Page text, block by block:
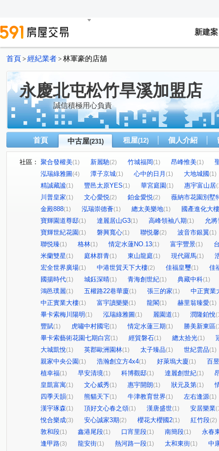
新建案
首頁 > 經紀業者 > 林軍豪的店舖
永慶北屯松竹旱溪加盟店
誠信積極用心負責
首頁 中古屋(231) 租屋(12) 個人介紹
社區： 聚合發權美(1) 新麗馳(2) 竹城福岡(1) 昂峰惟美(1)
泓瑞綠雅圖(4) 潭子京城(1) 心中的日月 (1) 大地城國(1)
精誠藏謐(1) 豐邑太原YES(1) 華宮庭園(1) 惠宇富山居
川普皇家(1) 文心愛悦(2) 鉑金愛悦(2)
薇納市花園別墅
金殿888(1) 泓瑞崇德薈(1) 總太美樂地(1)
國產進化大樓
寶輝園道尊邸(1) 達麗居山G3(1) 高峰領袖八期(1)
允
寶輝世紀花園 (1) 磐興寬心(1) 聯悦馨(2) 波音市銀翼(1)
聯悦臻(1) 格林(1) 情定水蓮NO.13(1) 富宇豐景(1)
米蘭雙星(1) 庭林群青(1) 東山龍庭(1) 現代羅馬(1)
宏全世界廣場(1) 中港世貿天下大樓(2) 佳福皇璽(1)
佳
國揚時代(1) 城鈺深晴(1) 青海創世紀(1) 典藏中科(1)
鴻邑璞麗(1) 五權路22巷華廈(1) 張三的家(1)
中正實業
中正實業大樓(1) 富宇讀樂樂(1) 龍閣(1) 赫里翁臻愛(1)
畢卡索梅川陽明 (1) 泓瑞綠雅圖 (1) 麗園道(1) 潤隆鉑悅
豐賦(1) 虎嘯中村國宅(1) 情定水蓮三期(1) 勝美新東區
畢卡索藝術花園七期白宮(1) 經貿磐石(1) 總太拾光(1)
大城凱悅(1) 英郡歐洲園林(1) 太子臻品(1) 世紀雲品(1)
親家中央公園 (1) 浩瀚創立方4x4(1) 好萊塢大廈(1)
百
植幸福(1) 早安清境(1) 科博觀邸(1) 達麗創世紀(1)
皇凱富寓(1) 文心威秀(1) 惠宇開朗(1) 狀元及第(1)
四季天韻(1) 熊貓天下(1) 牛津教育世界(1) 左右逢源(1)
漢宇琢森(1) 頂好文心春之頌(1) 漢唐盛世(1) 安居樂業
悅合樂成(3) 安心誠家3期(2) 櫻花大櫻國2(1) 紅竹段(2)
敦和段(1) 鑫港尾段(1) 口宵里段(1) 南簡段(1)
永春
逢甲路(3) 龍安街(1) 熱河路一段(1) 太和東街(1)
中